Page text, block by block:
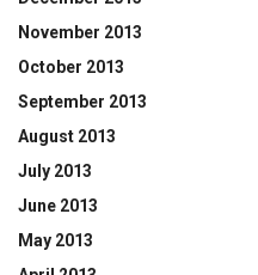
November 2013
October 2013
September 2013
August 2013
July 2013
June 2013
May 2013